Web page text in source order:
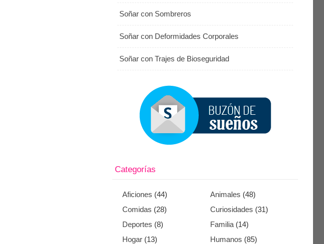
Soñar con Sombreros
Soñar con Deformidades Corporales
Soñar con Trajes de Bioseguridad
Categorías
Aficiones (44) Animales (48)
Comidas (28) Curiosidades (31)
Deportes (8) Familia (14)
Hogar (13) Humanos (85)